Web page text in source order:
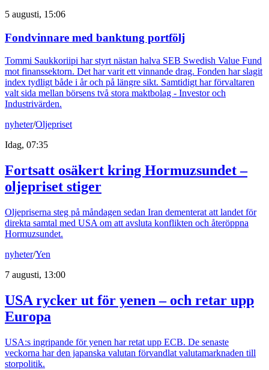
5 augusti, 15:06
Fondvinnare med banktung portfölj
Tommi Saukkoriipi har styrt nästan halva SEB Swedish Value Fund
mot finanssektorn. Det har varit ett vinnande drag. Fonden har slagit
index tydligt både i år och på längre sikt. Samtidigt har förvaltaren
valt sida mellan börsens två stora maktbolag - Investor och
Industrivärden.
nyheter/Oljepriset
Idag, 07:35
Fortsatt osäkert kring Hormuzsundet –
oljepriset stiger
Oljepriserna steg på måndagen sedan Iran dementerat att landet för
direkta samtal med USA om att avsluta konflikten och återöppna
Hormuzsundet.
nyheter/Yen
7 augusti, 13:00
USA rycker ut för yenen – och retar upp
Europa
USA:s ingripande för yenen har retat upp ECB. De senaste
veckorna har den japanska valutan förvandlat valutamarknaden till
storpolitik.